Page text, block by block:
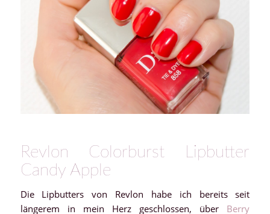
Revlon Colorburst Lipbutter
Candy Apple
Die Lipbutters von Revlon habe ich bereits seit
längerem in mein Herz geschlossen, über Berry